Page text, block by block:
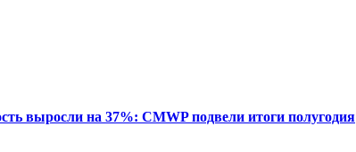
выросли на 37%: CMWP подвели итоги полугодия